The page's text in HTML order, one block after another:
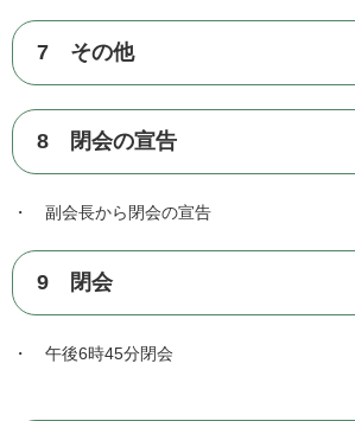
7 その他
8 閉会の宣告
・ 副会長から閉会の宣告
9 閉会
・ 午後6時45分閉会